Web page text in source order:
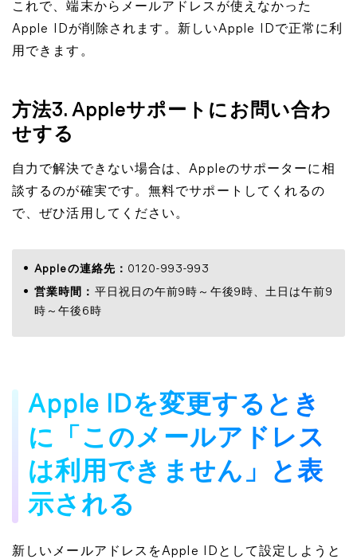
これで、端末からメールアドレスが使えなかった
Apple IDが削除されます。新しいApple IDで正常に利
用できます。
方法3. Appleサポートにお問い合わ
せする
自力で解決できない場合は、Appleのサポーターに相
談するのが確実です。無料でサポートしてくれるの
で、ぜひ活用してください。
Appleの連絡先： 0120-993-993
営業時間： 平日祝日​​​​​​​の午前9時～午後9時、土日は午前9
時～午後6時
Apple IDを変更するとき
に「このメールアドレス
は利用できません」と表
示される
新しいメールアドレスをApple IDとして設定しようと